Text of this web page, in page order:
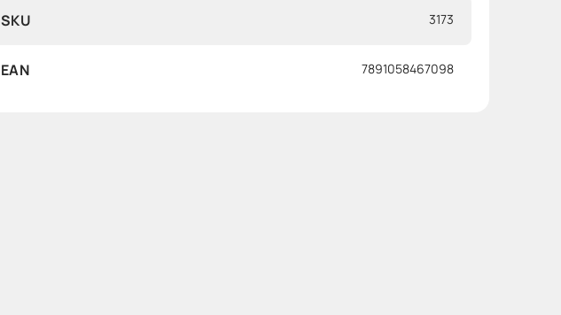
SKU 3173
EAN 7891058467098